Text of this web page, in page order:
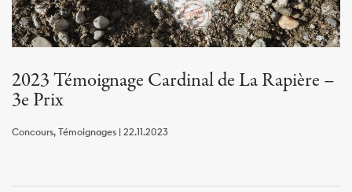
2023 Témoignage Cardinal de La Rapière –
3e Prix
Concours, Témoignages | 22.11.2023